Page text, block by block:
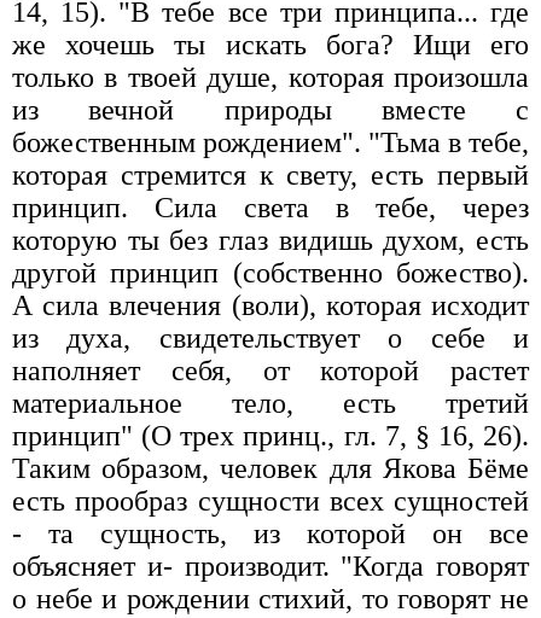
14, 15). "В тебе все три принципа... где
же хочешь ты искать бога? Ищи его
только в твоей душе, которая произошла
из вечной природы вместе с
божественным рождением". "Тьма в тебе,
которая стремится к свету, есть первый
принцип. Сила света в тебе, через
которую ты без глаз видишь духом, есть
другой принцип (собственно божество).
А сила влечения (воли), которая исходит
из духа, свидетельствует о себе и
наполняет себя, от которой растет
материальное тело, есть третий
принцип" (О трех принц., гл. 7, § 16, 26).
Таким образом, человек для Якова Бёме
есть прообраз сущности всех сущностей
- та сущность, из которой он все
объясняет и- производит. "Когда говорят
о небе и рождении стихий, то говорят не